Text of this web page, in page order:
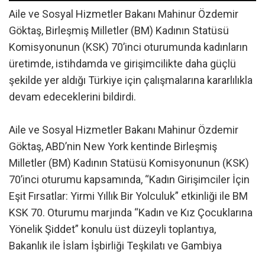
Aile ve Sosyal Hizmetler Bakanı Mahinur Özdemir
Göktaş, Birleşmiş Milletler (BM) Kadının Statüsü
Komisyonunun (KSK) 70’inci oturumunda kadınların
üretimde, istihdamda ve girişimcilikte daha güçlü
şekilde yer aldığı Türkiye için çalışmalarına kararlılıkla
devam edeceklerini bildirdi.
Aile ve Sosyal Hizmetler Bakanı Mahinur Özdemir
Göktaş, ABD’nin New York kentinde Birleşmiş
Milletler (BM) Kadının Statüsü Komisyonunun (KSK)
70’inci oturumu kapsamında, “Kadın Girişimciler İçin
Eşit Fırsatlar: Yirmi Yıllık Bir Yolculuk” etkinliği ile BM
KSK 70. Oturumu marjında “Kadın ve Kız Çocuklarına
Yönelik Şiddet” konulu üst düzeyli toplantıya,
Bakanlık ile İslam İşbirliği Teşkilatı ve Gambiya